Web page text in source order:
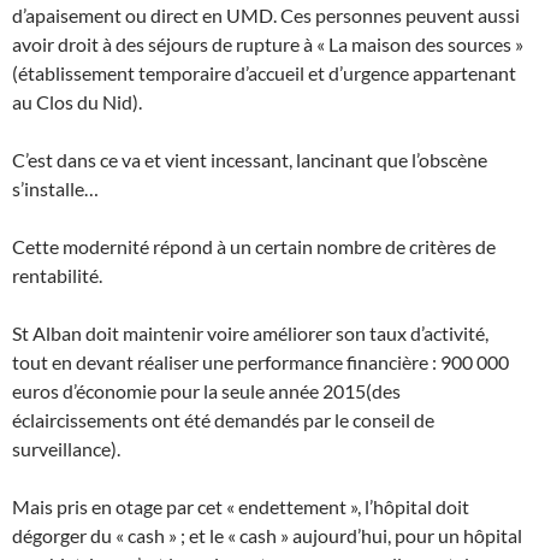
d’apaisement ou direct en UMD. Ces personnes peuvent aussi
avoir droit à des séjours de rupture à « La maison des sources »
(établissement temporaire d’accueil et d’urgence appartenant
au Clos du Nid).
C’est dans ce va et vient incessant, lancinant que l’obscène
s’installe…
Cette modernité répond à un certain nombre de critères de
rentabilité.
St Alban doit maintenir voire améliorer son taux d’activité,
tout en devant réaliser une performance financière : 900 000
euros d’économie pour la seule année 2015(des
éclaircissements ont été demandés par le conseil de
surveillance).
Mais pris en otage par cet « endettement », l’hôpital doit
dégorger du « cash » ; et le « cash » aujourd’hui, pour un hôpital